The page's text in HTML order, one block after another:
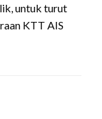
untuk turut
KTT AIS